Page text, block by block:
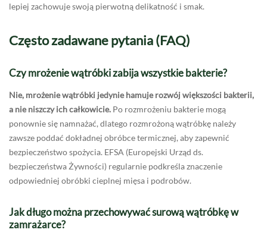
lepiej zachowuje swoją pierwotną delikatność i smak.
Często zadawane pytania (FAQ)
Czy mrożenie wątróbki zabija wszystkie bakterie?
Nie, mrożenie wątróbki jedynie hamuje rozwój większości bakterii,
a nie niszczy ich całkowicie. Po rozmrożeniu bakterie mogą
ponownie się namnażać, dlatego rozmrożoną wątróbkę należy
zawsze poddać dokładnej obróbce termicznej, aby zapewnić
bezpieczeństwo spożycia. EFSA (Europejski Urząd ds.
bezpieczeństwa Żywności) regularnie podkreśla znaczenie
odpowiedniej obróbki cieplnej mięsa i podrobów.
Jak długo można przechowywać surową wątróbkę w
zamrażarce?